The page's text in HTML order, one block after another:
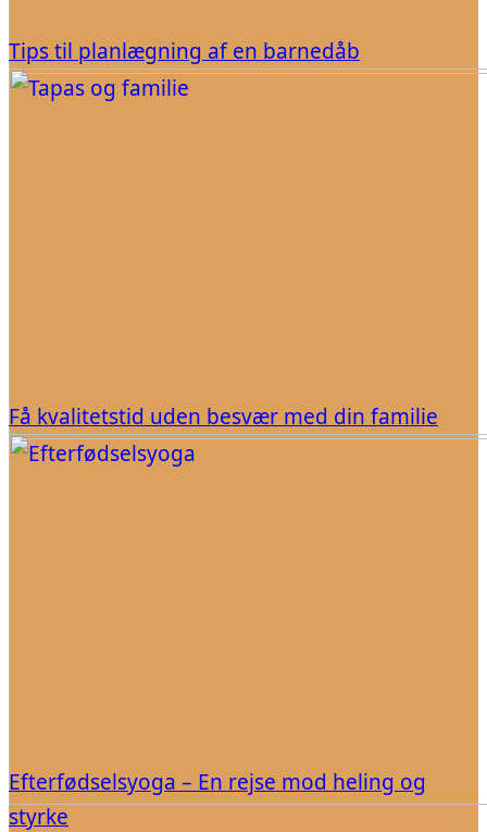
Tips til planlægning af en barnedåb
Få kvalitetstid uden besvær med din familie
Efterfødselsyoga – En rejse mod heling og
styrke